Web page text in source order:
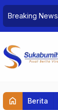
Breaking News
home Berita